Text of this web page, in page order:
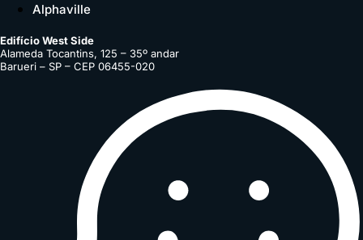
Alphaville
Edifício West Side
Alameda Tocantins, 125 – 35º andar
Barueri – SP – CEP 06455-020